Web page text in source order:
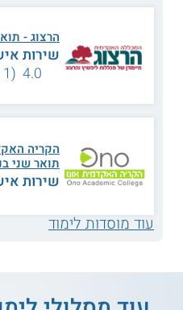
יצירתיות בחינוך מתמטי
יסודות מערכות
ממוחשבות
מבוא לקריפטולוגיה
יסוד בפיזיקה
הרצוג -
שירות
4.0 (1 חוו"ד)
הקריה
תואר שני
שירות
עוד מוסדות לימוד